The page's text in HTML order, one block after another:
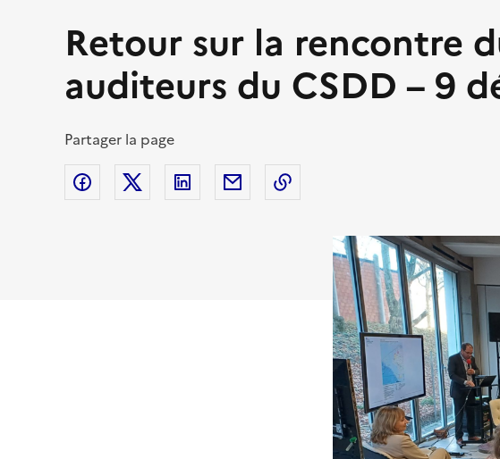
Retour sur la rencontre
auditeurs du CSDD – 9
Partager la page
Partager sur Facebook
Partager sur Twitter (X)
Partager sur Linkedin
Partager par email